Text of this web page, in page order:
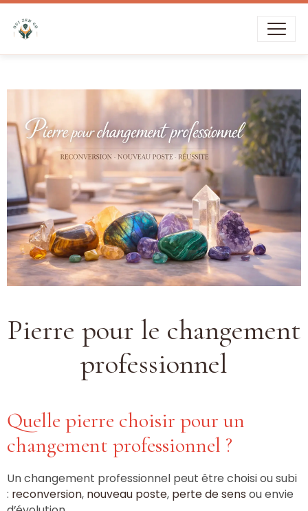
Pierre pour le changement
professionnel
Quelle pierre choisir pour un
changement professionnel ?
Un changement professionnel peut être choisi ou subi
: reconversion, nouveau poste, perte de sens ou envie